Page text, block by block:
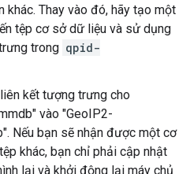
khác. Thay vào đó, hãy tạo một
tệp cơ sở dữ liệu và sử dụng
trong qpid-
kết tượng trưng cho
vào "GeoIP2-
Nếu bạn sẽ nhận được một cơ
khác, bạn chỉ phải cập nhật
lại và khởi động lại máy chủ